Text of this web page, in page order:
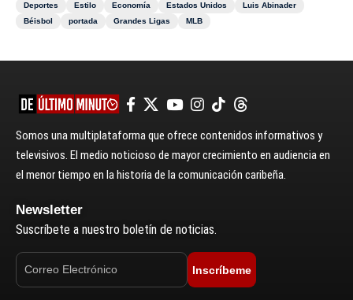
Deportes
Estilo Economía Estados Unidos
Luis Abinader
Béisbol
portada Grandes Ligas MLB
Somos una multiplataforma que ofrece contenidos informativos y
televisivos. El medio noticioso de mayor crecimiento en audiencia en
el menor tiempo en la historia de la comunicación caribeña.
Newsletter
Suscríbete a nuestro boletín de noticias.
Inscríbeme